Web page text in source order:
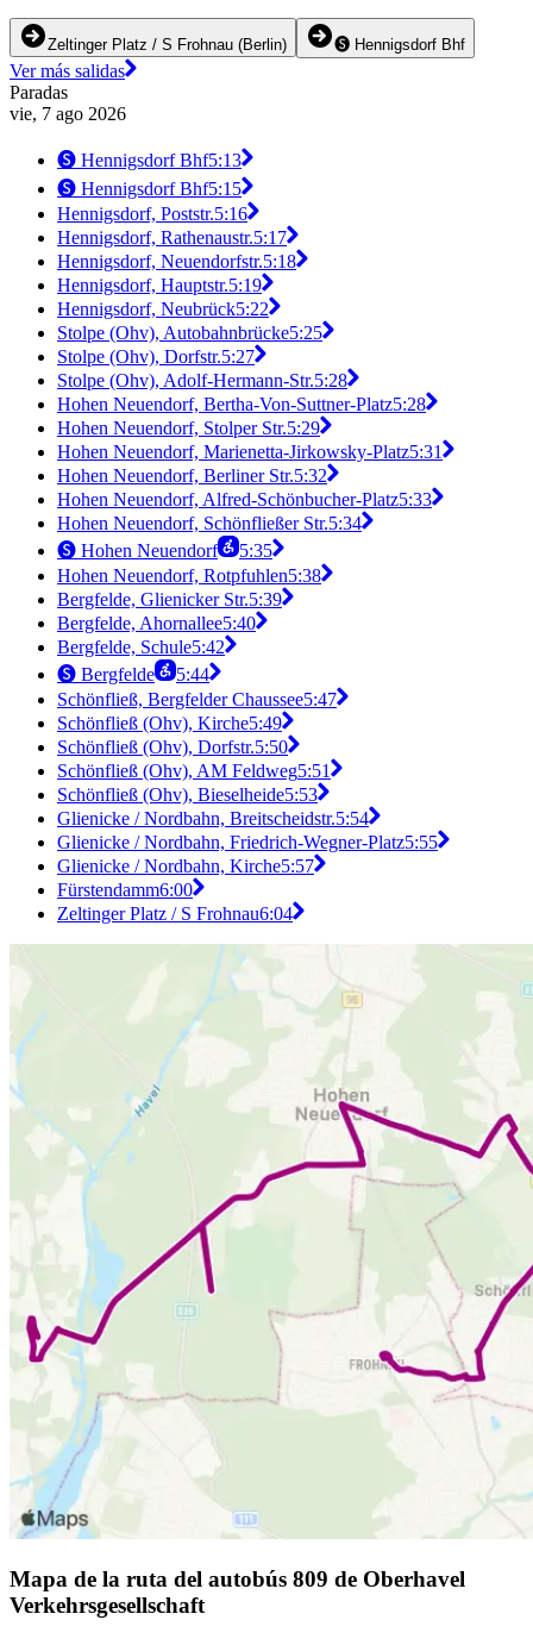
Zeltinger Platz / S Frohnau (Berlin) 🅢 Hennigsdorf Bhf
Ver más salidas
Paradas
vie, 7 ago 2026
🅢 Hennigsdorf Bhf5:13
🅢 Hennigsdorf Bhf5:15
Hennigsdorf, Poststr.5:16
Hennigsdorf, Rathenaustr.5:17
Hennigsdorf, Neuendorfstr.5:18
Hennigsdorf, Hauptstr.5:19
Hennigsdorf, Neubrück5:22
Stolpe (Ohv), Autobahnbrücke5:25
Stolpe (Ohv), Dorfstr.5:27
Stolpe (Ohv), Adolf-Hermann-Str.5:28
Hohen Neuendorf, Bertha-Von-Suttner-Platz5:28
Hohen Neuendorf, Stolper Str.5:29
Hohen Neuendorf, Marienetta-Jirkowsky-Platz5:31
Hohen Neuendorf, Berliner Str.5:32
Hohen Neuendorf, Alfred-Schönbucher-Platz5:33
Hohen Neuendorf, Schönfließer Str.5:34
🅢 Hohen Neuendorf
5:35
Hohen Neuendorf, Rotpfuhlen5:38
Bergfelde, Glienicker Str.5:39
Bergfelde, Ahornallee5:40
Bergfelde, Schule5:42
🅢 Bergfelde
5:44
Schönfließ, Bergfelder Chaussee5:47
Schönfließ (Ohv), Kirche5:49
Schönfließ (Ohv), Dorfstr.5:50
Schönfließ (Ohv), AM Feldweg5:51
Schönfließ (Ohv), Bieselheide5:53
Glienicke / Nordbahn, Breitscheidstr.5:54
Glienicke / Nordbahn, Friedrich-Wegner-Platz5:55
Glienicke / Nordbahn, Kirche5:57
Fürstendamm6:00
Zeltinger Platz / S Frohnau6:04
Mapa de la ruta del autobús 809 de Oberhavel
Verkehrsgesellschaft